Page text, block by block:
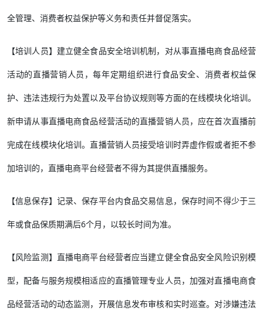
全管理、消费者权益保护等义务和责任并督促落实。
【培训人员】建立健全食品安全培训机制，对从事直播电商食品经营
活动的直播营销人员，每年定期组织进行食品安全、消费者权益保
护、违法违规行为处置以及平台协议规则等方面的在线模块化培训。
新申请从事直播电商食品经营活动的直播营销人员，应在首次直播前
完成在线模块化培训。直播营销人员接受培训时弄虚作假或者拒不参
加培训的，直播电商平台经营者不得为其提供直播服务。
【信息保存】记录、保存平台内食品交易信息，保存时间不得少于三
年或食品保质期满后6个月，以较长时间为准。
【风险监测】直播电商平台经营者应当建立健全食品安全风险识别模
型，配备与服务规模相适应的直播管理专业人员，加强对直播电商食
品经营活动的动态监测，开展信息发布审核和实时巡查。对涉嫌违法